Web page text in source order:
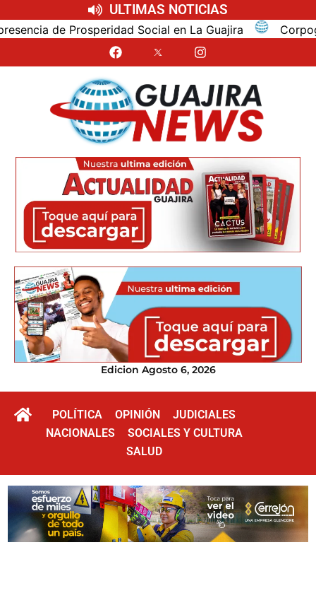
ULTIMAS NOTICIAS
de Prosperidad Social en La Guajira
Edicion Agosto 6, 2026
POLÍTICA OPINIÓN
JUDICIALES
NACIONALES
SOCIALES Y CULTURA
SALUD